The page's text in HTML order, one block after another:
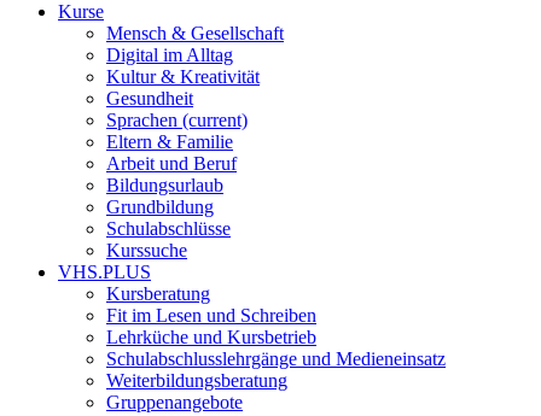
Kurse
Mensch & Gesellschaft
Digital im Alltag
Kultur & Kreativität
Gesundheit
Sprachen (current)
Eltern & Familie
Arbeit und Beruf
Bildungsurlaub
Grundbildung
Schulabschlüsse
Kurssuche
VHS.PLUS
Kursberatung
Fit im Lesen und Schreiben
Lehrküche und Kursbetrieb
Schulabschlusslehrgänge und Medieneinsatz
Weiterbildungsberatung
Gruppenangebote